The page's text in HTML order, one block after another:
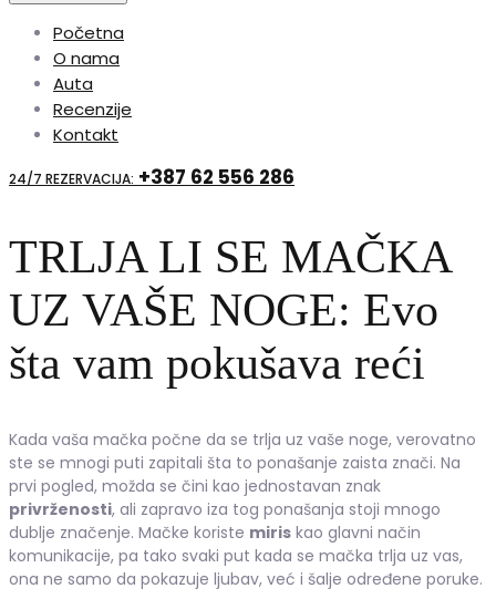
Početna
O nama
Auta
Recenzije
Kontakt
24/7 REZERVACIJA: +387 62 556 286
TRLJA LI SE MAČKA
UZ VAŠE NOGE: Evo
šta vam pokušava reći
Kada vaša mačka počne da se trlja uz vaše noge, verovatno
ste se mnogi puti zapitali šta to ponašanje zaista znači. Na
prvi pogled, možda se čini kao jednostavan znak
privrženosti, ali zapravo iza tog ponašanja stoji mnogo
dublje značenje. Mačke koriste miris kao glavni način
komunikacije, pa tako svaki put kada se mačka trlja uz vas,
ona ne samo da pokazuje ljubav, već i šalje određene poruke.